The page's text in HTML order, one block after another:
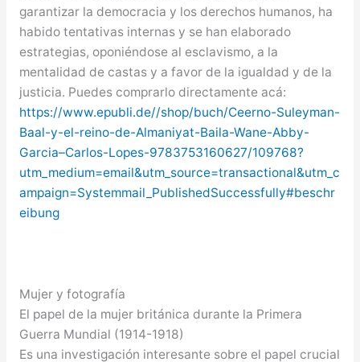
garantizar la democracia y los derechos humanos, ha
habido tentativas internas y se han elaborado
estrategias, oponiéndose al esclavismo, a la
mentalidad de castas y a favor de la igualdad y de la
justicia. Puedes comprarlo directamente acá:
https://www.epubli.de//shop/buch/Ceerno-Suleyman-
Baal-y-el-reino-de-Almaniyat-Baila-Wane-Abby-
Garcia–Carlos-Lopes-9783753160627/109768?
utm_medium=email&utm_source=transactional&utm_c
ampaign=Systemmail_PublishedSuccessfully#beschr
eibung
Mujer y fotografía
El papel de la mujer británica durante la Primera
Guerra Mundial (1914-1918)
Es una investigación interesante sobre el papel crucial